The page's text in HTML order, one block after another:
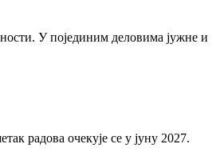
У појединим деловима јужне и
радова очекује се у јуну 2027.